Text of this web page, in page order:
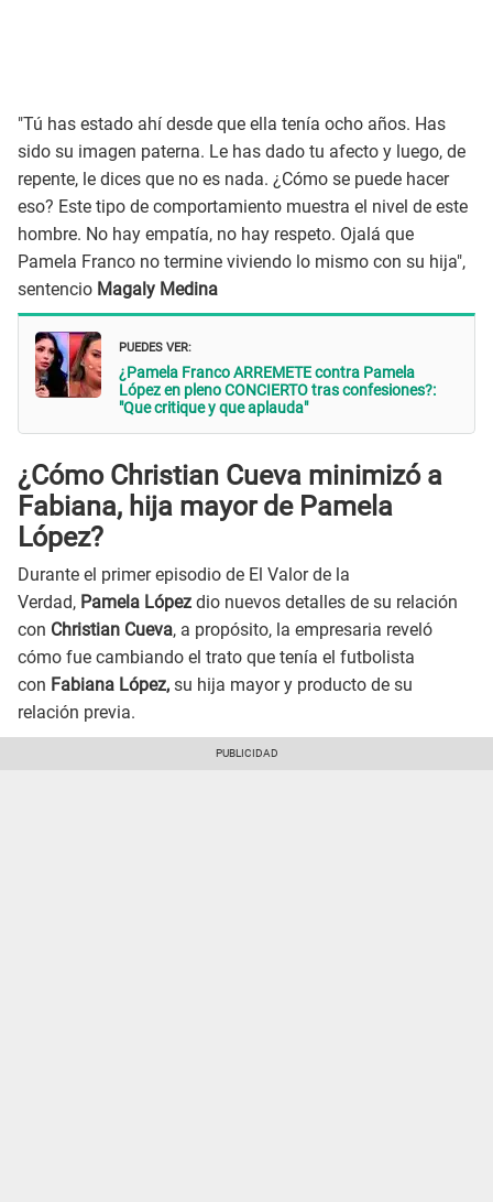
"Tú has estado ahí desde que ella tenía ocho años. Has
sido su imagen paterna. Le has dado tu afecto y luego, de
repente, le dices que no es nada. ¿Cómo se puede hacer
eso? Este tipo de comportamiento muestra el nivel de este
hombre. No hay empatía, no hay respeto. Ojalá que
Pamela Franco no termine viviendo lo mismo con su hija",
sentencio Magaly Medina
PUEDES VER:
¿Pamela Franco ARREMETE contra Pamela
López en pleno CONCIERTO tras confesiones?:
"Que critique y que aplauda"
¿Cómo Christian Cueva minimizó a
Fabiana, hija mayor de Pamela
López?
Durante el primer episodio de El Valor de la
Verdad, Pamela López dio nuevos detalles de su relación
con Christian Cueva, a propósito, la empresaria reveló
cómo fue cambiando el trato que tenía el futbolista
con Fabiana López, su hija mayor y producto de su
relación previa.